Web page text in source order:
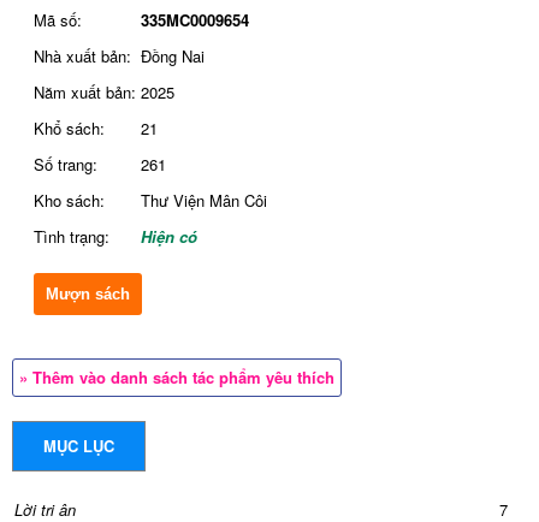
Mã số:
335MC0009654
Nhà xuất bản: Đồng Nai
Năm xuất bản: 2025
Khổ sách:
21
Số trang:
261
Kho sách:
Thư Viện Mân Côi
Tình trạng:
Hiện có
Mượn sách
» Thêm vào danh sách tác phẩm yêu thích
MỤC LỤC
Lời tri ân
7